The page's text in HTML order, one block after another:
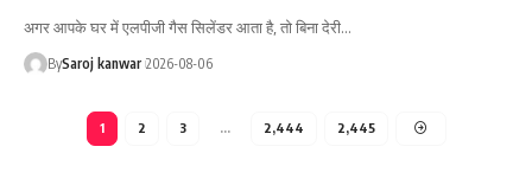
अगर आपके घर में एलपीजी गैस सिलेंडर आता है, तो बिना देरी…
BySaroj kanwar 2026-08-06
1 2 3 … 2,444 2,445